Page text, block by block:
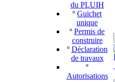
du PLUIH
º Guichet
unique
º Permis de
construire
º Déclaration
de travaux
º
Autorisations